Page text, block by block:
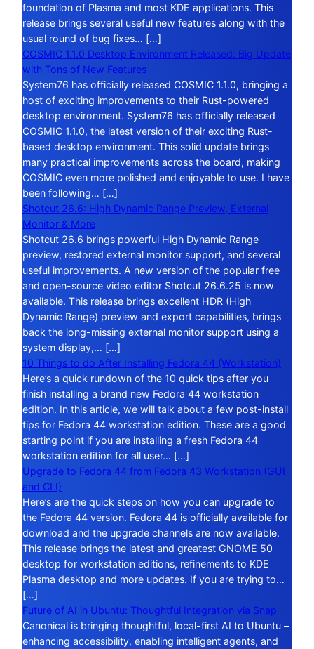
foundation of Plasma and most KDE applications. This
release brings several useful new features along with the
usual round of bug fixes… […]
COSMIC 1.1.0 Desktop Environment Released: Big Update
with Tons of New Features
System76 has officially released COSMIC 1.1.0, bringing a
host of exciting improvements to their Rust-powered
desktop environment. System76 has officially released
COSMIC 1.1.0, the latest version of their exciting Rust-
based desktop environment. This solid update brings
many practical improvements across the board, making
COSMIC even more polished and enjoyable to use. I have
been following… […]
Shotcut 26.6: High Dynamic Range Preview, External
Monitor & More
Shotcut 26.6 brings powerful High Dynamic Range
preview, restored external monitor support, and several
useful improvements. A new version of the popular free
and open-source video editor Shotcut 26.6.25 is now
available. This release brings excellent HDR (High
Dynamic Range) preview and export capabilities, brings
back the long-missing external monitor support using a
system display,… […]
10 Things to do After Installing Fedora 44 (Workstation)
Here’s a quick rundown of the 10 quick tips after you
finish installing a brand new Fedora 44 workstation
edition. In this article, we will talk about a few post-install
tips for Fedora 44 workstation edition. These are a good
starting point if you are installing a fresh Fedora 44
workstation edition for all user… […]
Upgrade to Fedora 44 from Fedora 43 Workstation (GUI
and CLI)
Here’s are the quick steps on how you can upgrade to
the Fedora 44 version. Fedora 44 is officially available for
download and the upgrade channels are now available.
This release brings the latest and greatest GNOME 50
desktop for workstation editions, refinements to KDE
Plasma desktop and more updates. If you are trying to…
[…]
Future of AI in Ubuntu: Thoughtful Integration via Snap
Canonical is bringing thoughtful, local-first AI to Ubuntu –
enhancing accessibility, enabling intelligent agents, and